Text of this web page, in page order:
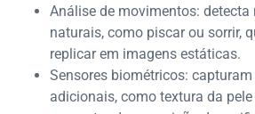
Análise de movimentos:
naturais, como piscar ou sorrir,
replicar em imagens estáticas.
Sensores biométricos:
adicionais, como textura da